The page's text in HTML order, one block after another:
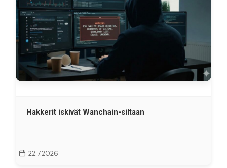
Hakkerit iskivät Wanchain-siltaan
22.7.2026